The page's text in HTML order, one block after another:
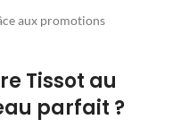
aux promotions
Tissot au
parfait ?